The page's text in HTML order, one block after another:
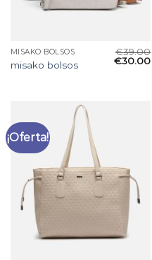
MISAKO BOLSOS
misako bolsos
€39.00
€30.00
¡Oferta!